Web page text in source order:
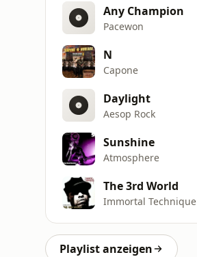
Any Champion
Pacewon
N
Capone
Daylight
Aesop Rock
Sunshine
Atmosphere
The 3rd World
Immortal Technique
Playlist anzeigen